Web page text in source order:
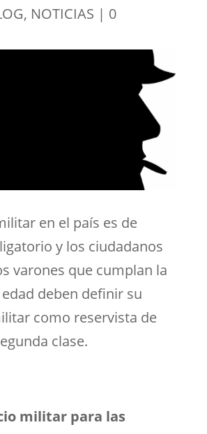
, NOTICIAS | 0
en el país es de
y los ciudadanos
varones que cumplan la
deben definir su
como reservista de
clase.
militar para las